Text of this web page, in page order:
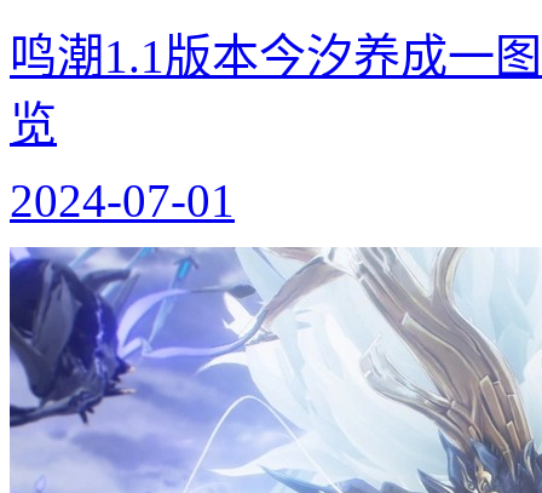
鸣潮1.1版本今汐养成一
览
2024-07-01